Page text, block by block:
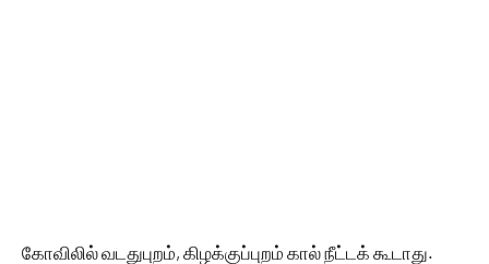
கோவிலில் வடதுபுறம், கிழக்குப்புறம் கால் நீட்டக் கூடாது.